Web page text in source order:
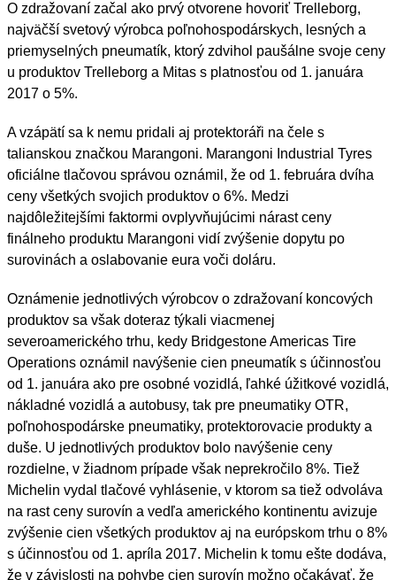
O zdražovaní začal ako prvý otvorene hovoriť Trelleborg,
najväčší svetový výrobca poľnohospodárskych, lesných a
priemyselných pneumatík, ktorý zdvihol paušálne svoje ceny
u produktov Trelleborg a Mitas s platnosťou od 1. januára
2017 o 5%.
A vzápätí sa k nemu pridali aj protektoráři na čele s
talianskou značkou Marangoni. Marangoni Industrial Tyres
oficiálne tlačovou správou oznámil, že od 1. februára dvíha
ceny všetkých svojich produktov o 6%. Medzi
najdôležitejšími faktormi ovplyvňujúcimi nárast ceny
finálneho produktu Marangoni vidí zvýšenie dopytu po
surovinách a oslabovanie eura voči doláru.
Oznámenie jednotlivých výrobcov o zdražovaní koncových
produktov sa však doteraz týkali viacmenej
severoamerického trhu, kedy Bridgestone Americas Tire
Operations oznámil navýšenie cien pneumatík s účinnosťou
od 1. januára ako pre osobné vozidlá, ľahké úžitkové vozidlá,
nákladné vozidlá a autobusy, tak pre pneumatiky OTR,
poľnohospodárske pneumatiky, protektorovacie produkty a
duše. U jednotlivých produktov bolo navýšenie ceny
rozdielne, v žiadnom prípade však neprekročilo 8%. Tiež
Michelin vydal tlačové vyhlásenie, v ktorom sa tiež odvoláva
na rast ceny surovín a vedľa amerického kontinentu avizuje
zvýšenie cien všetkých produktov aj na európskom trhu o 8%
s účinnosťou od 1. apríla 2017. Michelin k tomu ešte dodáva,
že v závislosti na pohybe cien surovín možno očakávať, že